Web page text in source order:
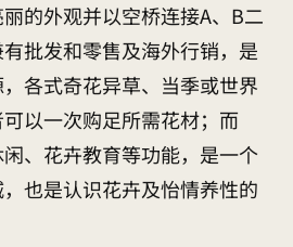
的外观并以空桥连接A、B二
批发和零售及海外行销，是
各式奇花异草、当季或世界
以一次购足所需花材；而
、花卉教育等功能，是一个
也是认识花卉及怡情养性的